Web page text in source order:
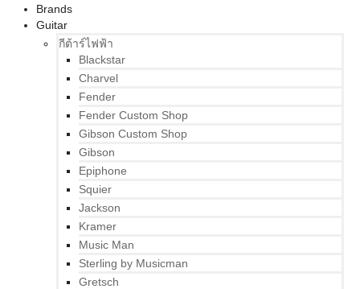
Brands
Guitar
กีต้าร์ไฟฟ้า
Blackstar
Charvel
Fender
Fender Custom Shop
Gibson Custom Shop
Gibson
Epiphone
Squier
Jackson
Kramer
Music Man
Sterling by Musicman
Gretsch